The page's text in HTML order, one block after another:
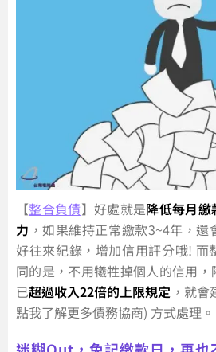
【整合負債】好處就是降低每月繳
力 ，如果維持正常繳款3~4年，
好往來紀錄，增加信用評分哦! 而
同的是，不用犧牲掉個人的信用，
已超過收入22倍的上限規定 ，就
點我了解更多債務協商) 方式處理。